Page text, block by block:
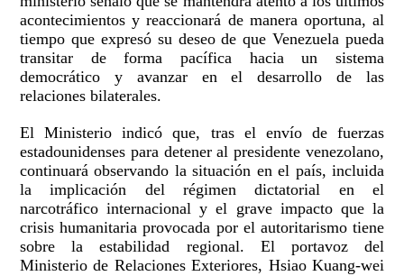
acontecimientos y reaccionará de manera oportuna, al
tiempo que expresó su deseo de que Venezuela pueda
transitar de forma pacífica hacia un sistema
democrático y avanzar en el desarrollo de las
relaciones bilaterales.
El Ministerio indicó que, tras el envío de fuerzas
estadounidenses para detener al presidente venezolano,
continuará observando la situación en el país, incluida
la implicación del régimen dictatorial en el
narcotráfico internacional y el grave impacto que la
crisis humanitaria provocada por el autoritarismo tiene
sobre la estabilidad regional. El portavoz del
Ministerio de Relaciones Exteriores, Hsiao Kuang-wei